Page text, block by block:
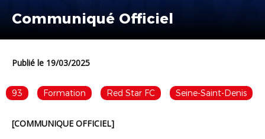
Communiqué Officiel
Publié le 19/03/2025
93 Formation Red Star FC Seine-Saint-Denis
[COMMUNIQUE OFFICIEL]